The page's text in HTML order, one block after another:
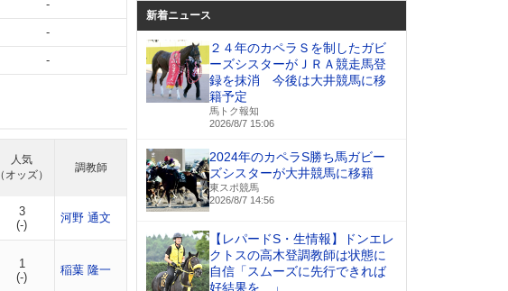
-
-
-
人気
（オッズ）
調教師
3
(-)
河野 通文
1
(-)
稲葉 隆一
新着ニュース
２４年のカペラＳを制したガビ
ーズシスターがＪＲＡ競走馬登
録を抹消 今後は大井競馬に移
籍予定
馬トク報知
2026/8/7 15:06
2024年のカペラS勝ち馬ガビー
ズシスターが大井競馬に移籍
東スポ競馬
2026/8/7 14:56
【レパードS・生情報】ドンエレ
クトスの高木登調教師は状態に
自信「スムーズに先行できれば
好結果を…」